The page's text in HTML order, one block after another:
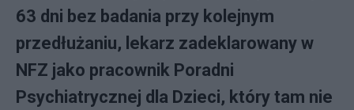
63 dni bez badania przy kolejnym
przedłużaniu, lekarz zadeklarowany w
NFZ jako pracownik Poradni
Psychiatrycznej dla Dzieci, który tam nie